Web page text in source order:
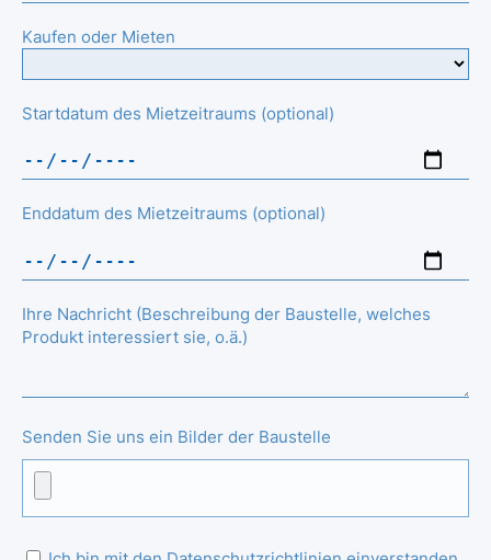
Kaufen oder Mieten
Startdatum des Mietzeitraums (optional)
Enddatum des Mietzeitraums (optional)
Ihre Nachricht (Beschreibung der Baustelle, welches
Produkt interessiert sie, o.ä.)
Senden Sie uns ein Bilder der Baustelle